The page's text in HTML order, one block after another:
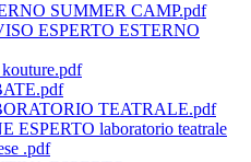
SUMMER CAMP.pdf
ESPERTO ESTERNO
TEATRALE.pdf
ESPERTO laboratorio teatrale
.pdf